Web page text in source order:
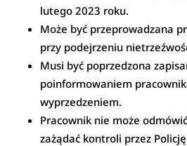
lutego 2023 roku.
Może być przeprowadzana
przy podejrzeniu
Musi być poprzedzona
poinformowaniem
wyprzedzeniem.
Pracownik nie może
zażądać kontroli przez